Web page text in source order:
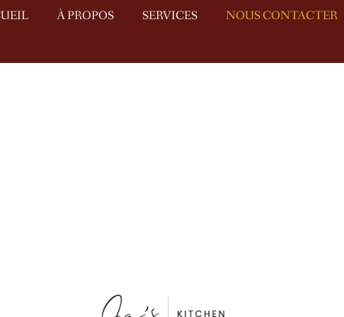
À PROPOS SERVICES NOUS CONTACTER